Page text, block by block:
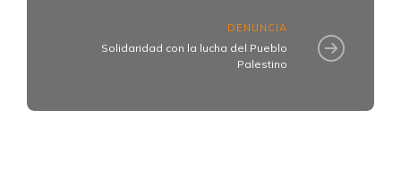
DENUNCIA
Solidaridad con la lucha del Pueblo
Palestino